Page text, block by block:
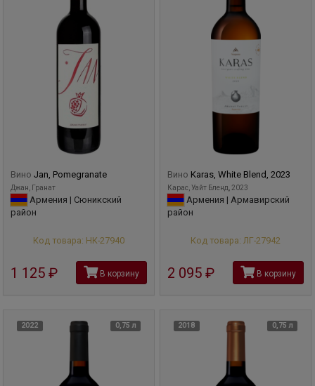
Вино Jan, Pomegranate
Джан, Гранат
Армения | Сюникский
район
Код товара: НК-27940
1 125 руб В корзину
Вино Karas, White Blend, 2023
Карас, Уайт Бленд, 2023
Армения | Армавирский
район
Код товара: ЛГ-27942
2 095 руб В корзину
2022 0,75 л 2018 0,75 л